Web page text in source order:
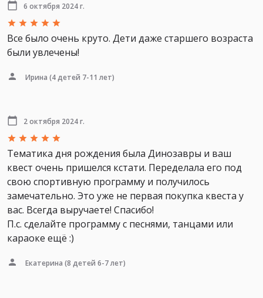
6 октября 2024 г.
Все было очень круто. Дети даже старшего возраста
были увлечены!
Ирина (4 детей 7-11 лет)
2 октября 2024 г.
Тематика дня рождения была Динозавры и ваш
квест очень пришелся кстати. Переделала его под
свою спортивную программу и получилось
замечательно. Это уже не первая покупка квеста у
вас. Всегда выручаете! Спасибо!
П.с. сделайте программу с песнями, танцами или
караоке ещё :)
Екатерина (8 детей 6-7 лет)